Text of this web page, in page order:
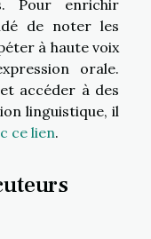
Pour enrichir
de noter les
à haute voix
orale.
accéder à des
linguistique, il
ce lien.